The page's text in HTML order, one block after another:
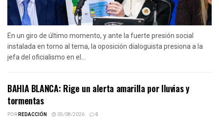
En un giro de último momento, y ante la fuerte presión social
instalada en torno al tema, la oposición dialoguista presiona a la
jefa del oficialismo en el...
BAHIA BLANCA: Rige un alerta amarilla por lluvias y
tormentas
PORREDACCIÓN 05/08/2026 0